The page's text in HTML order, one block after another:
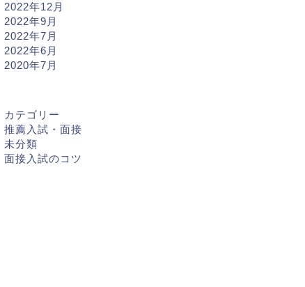
2022年12月
2022年9月
2022年7月
2022年6月
2020年7月
カテゴリー
推薦入試・面接
未分類
面接入試のコツ